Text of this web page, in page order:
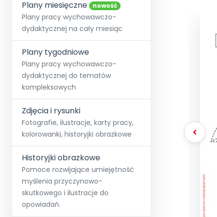
Społeczność
+48 12 631 04 10
kontakt@blizejprzedszkola.pl
O miesięczniku
Strona główna
Strefy,
O Akademii
Akademia
Poznaj pakiet MAX
Testuj przez 7 dni
E-
Pełen
Wszystkie projekty
Skontaktuj się
Dodaj wpis
Plany miesięczne nowość
Plany pracy wychowawczo-
dydaktycznej na cały miesiąc
Plany tygodniowe
Plany pracy wychowawczo-
dydaktycznej do tematów
kompleksowych
Zdjęcia i rysunki
Fotografie, ilustracje, karty pracy,
kolorowanki, historyjki obrazkowe
Historyjki obrazkowe
Pomoce rozwijające umiejętność
myślenia przyczynowo-
skutkowego i ilustracje do
opowiadań.